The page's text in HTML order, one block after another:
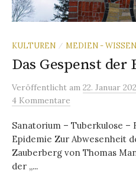
KULTUREN / MEDIEN -
Das Gespenst der
Veröffentlicht am 22. Januar
4 Kommentare
Sanatorium – Tuberkulose –
Epidemie Zur Abwesenheit
Zauberberg von Thomas
der „...